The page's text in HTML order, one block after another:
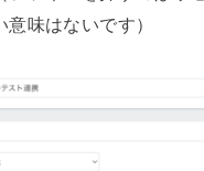
味はないです）